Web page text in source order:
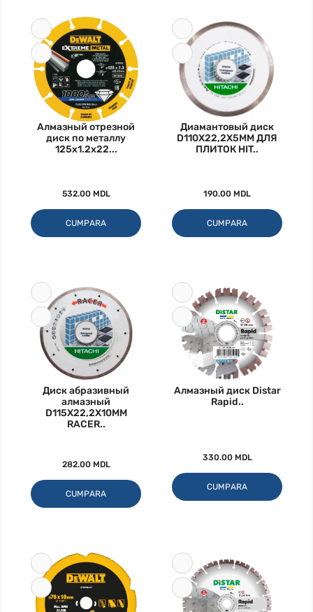
Алмазный отрезной
диск по металлу
125x1.2x22...
532.00 MDL
CUMPARA
Диамантовый диск
D110X22,2X5MM ДЛЯ
ПЛИТОК HIT..
190.00 MDL
CUMPARA
Диск абразивный
алмазный
D115X22,2X10MM
RACER..
282.00 MDL
CUMPARA
Алмазный диск Distar
Rapid..
330.00 MDL
CUMPARA